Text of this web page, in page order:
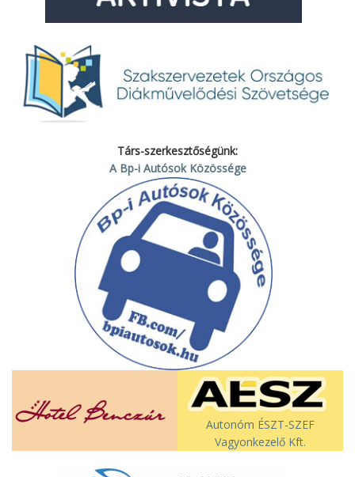
Társ-szerkesztőségünk:
A Bp-i Autósok Közössége
Autonóm ÉSZT-SZEF
Vagyonkezelő Kft.